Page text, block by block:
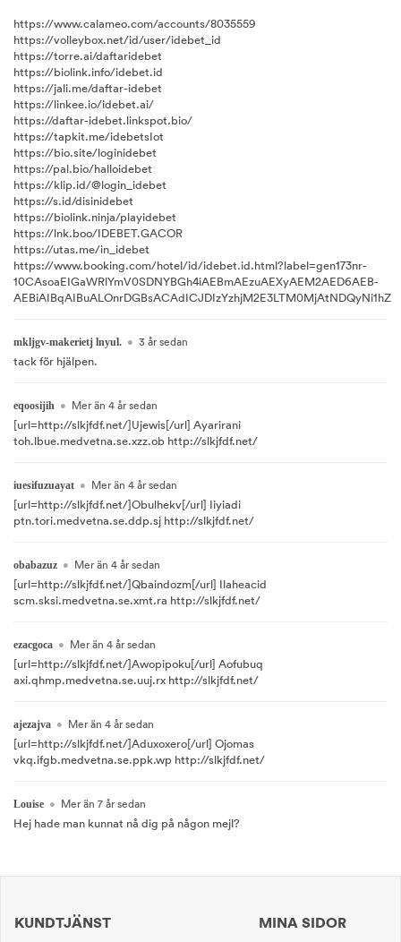
https://www.calameo.com/accounts/8035559
https://volleybox.net/id/user/idebet_id
https://torre.ai/daftaridebet
https://biolink.info/idebet.id
https://jali.me/daftar-idebet
https://linkee.io/idebet.ai/
https://daftar-idebet.linkspot.bio/
https://tapkit.me/idebetsIot
https://bio.site/loginidebet
https://pal.bio/halloidebet
https://klip.id/@login_idebet
https://s.id/disinidebet
https://biolink.ninja/playidebet
https://lnk.boo/IDEBET.GACOR
https://utas.me/in_idebet
https://www.booking.com/hotel/id/idebet.id.html?label=gen173nr-
10CAsoaEIGaWRlYmV0SDNYBGh4iAEBmAEzuAEXyAEM2AED6AEB-
mkljgv-makerietj lnyul. • 3 år sedan
tack för hjälpen.
eqoosijih • Mer än 4 år sedan
[url=http://slkjfdf.net/]Ujewis[/url] Ayarirani
toh.lbue.medvetna.se.xzz.ob http://slkjfdf.net/
iuesifuzuayat • Mer än 4 år sedan
[url=http://slkjfdf.net/]Obulhekv[/url] Iiyiadi
ptn.tori.medvetna.se.ddp.sj http://slkjfdf.net/
obabazuz • Mer än 4 år sedan
[url=http://slkjfdf.net/]Qbaindozm[/url] Ilaheacid
scm.sksi.medvetna.se.xmt.ra http://slkjfdf.net/
ezacgoca • Mer än 4 år sedan
[url=http://slkjfdf.net/]Awopipoku[/url] Aofubuq
axi.qhmp.medvetna.se.uuj.rx http://slkjfdf.net/
ajezajva • Mer än 4 år sedan
[url=http://slkjfdf.net/]Aduxoxero[/url] Ojomas
vkq.ifgb.medvetna.se.ppk.wp http://slkjfdf.net/
Louise • Mer än 7 år sedan
Hej hade man kunnat nå dig på någon mejl?
KUNDTJÄNST MINA SIDOR